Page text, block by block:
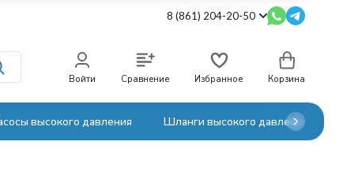
8 (861) 204-20-50
Войти Сравнение Избранное Корзина
высокого давления Шланги высокого давления